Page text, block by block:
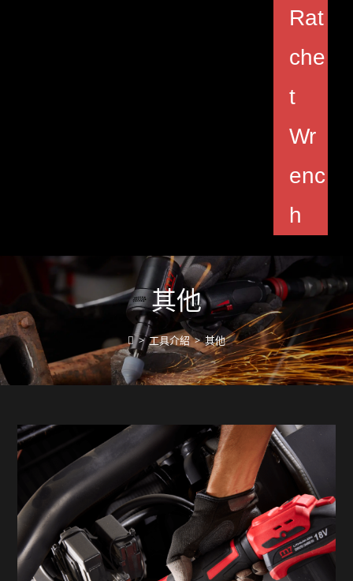
Rat
che
t
Wr
enc
h
其他
> 工具介紹 > 其他